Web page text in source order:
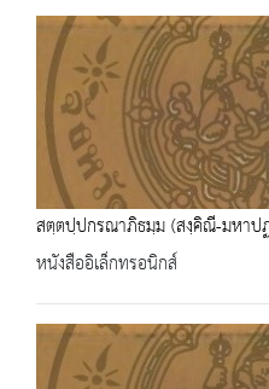
สตฺตปฺปกรณาภิธมฺม (สงฺคิณี-มหาป
หนังสืออิเล็กทรอนิกส์